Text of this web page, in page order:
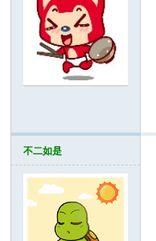
不二如是